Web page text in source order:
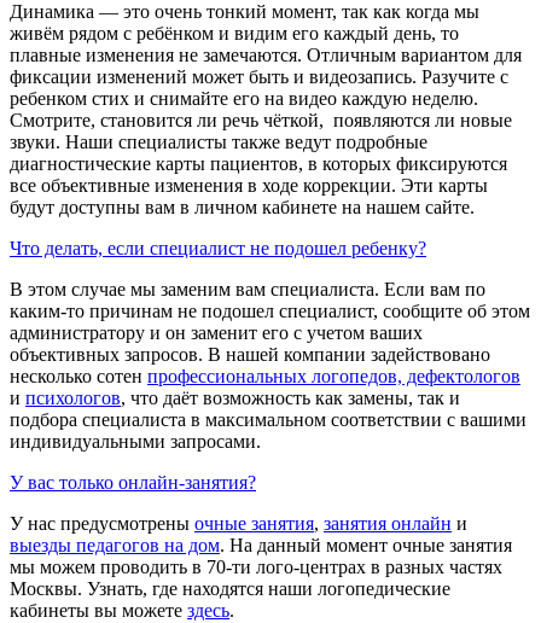
Динамика — это очень тонкий момент, так как когда мы
живём рядом с ребёнком и видим его каждый день, то
плавные изменения не замечаются. Отличным вариантом для
фиксации изменений может быть и видеозапись. Разучите с
ребенком стих и снимайте его на видео каждую неделю.
Смотрите, становится ли речь чёткой, появляются ли новые
звуки. Наши специалисты также ведут подробные
диагностические карты пациентов, в которых фиксируются
все объективные изменения в ходе коррекции. Эти карты
будут доступны вам в личном кабинете на нашем сайте.
Что делать, если специалист не подошел ребенку?
В этом случае мы заменим вам специалиста. Если вам по
каким-то причинам не подошел специалист, сообщите об этом
администратору и он заменит его с учетом ваших
объективных запросов. В нашей компании задействовано
несколько сотен профессиональных логопедов, дефектологов
и психологов, что даёт возможность как замены, так и
подбора специалиста в максимальном соответствии с вашими
индивидуальными запросами.
У вас только онлайн-занятия?
У нас предусмотрены очные занятия, занятия онлайн и
выезды педагогов на дом. На данный момент очные занятия
мы можем проводить в 70-ти лого-центрах в разных частях
Москвы. Узнать, где находятся наши логопедические
кабинеты вы можете здесь.